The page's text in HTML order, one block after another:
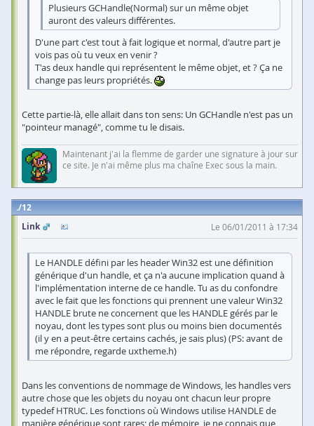
Plusieurs GCHandle(Normal) sur un même objet
auront des valeurs différentes.
D'une part c'est tout à fait logique et normal, d'autre part je
vois pas où tu veux en venir ?
T'as deux handle qui représentent le même objet, et ? Ça ne
change pas leurs propriétés.
Cette partie-là, elle allait dans ton sens: Un GCHandle n'est pas un
"pointeur managé", comme tu le disais.
Maintenant j'ai la flemme de garder une signature à jour sur
ce site. Je n'ai même plus ma chaîne Exec sous la main.
12
Link
Le 06/01/2011 à 17:34
Le HANDLE défini par les header Win32 est une définition
générique d'un handle, et ça n'a aucune implication quand à
l'implémentation interne de ce handle. Tu as du confondre
avec le fait que les fonctions qui prennent une valeur Win32
HANDLE brute ne concernent que les HANDLE gérés par le
noyau, dont les types sont plus ou moins bien documentés
(il y en a peut-être certains cachés, je sais plus) (PS: avant de
me répondre, regarde uxtheme.h)
Dans les conventions de nommage de Windows, les handles vers
autre chose que les objets du noyau ont chacun leur propre
typedef HTRUC. Les fonctions où Windows utilise HANDLE de
manière générique sont rares; de mémoire, je ne connais que